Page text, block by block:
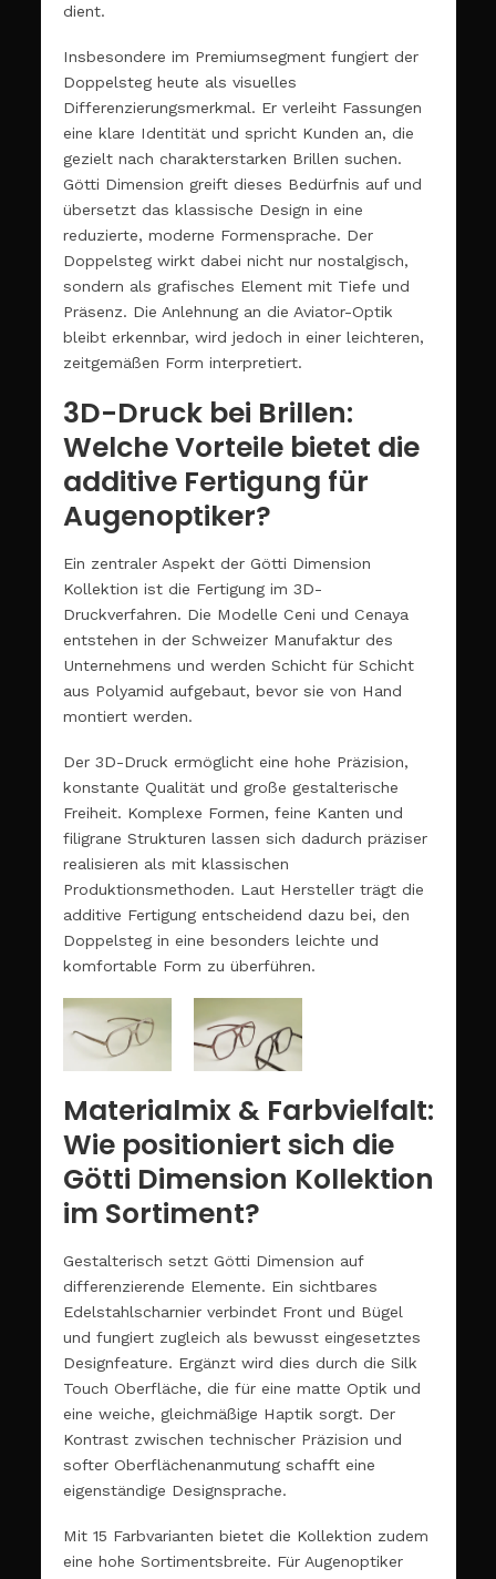
dient.
Insbesondere im Premiumsegment fungiert der
Doppelsteg heute als visuelles
Differenzierungsmerkmal. Er verleiht Fassungen
eine klare Identität und spricht Kunden an, die
gezielt nach charakterstarken Brillen suchen.
Götti Dimension greift dieses Bedürfnis auf und
übersetzt das klassische Design in eine
reduzierte, moderne Formensprache. Der
Doppelsteg wirkt dabei nicht nur nostalgisch,
sondern als grafisches Element mit Tiefe und
Präsenz. Die Anlehnung an die Aviator-Optik
bleibt erkennbar, wird jedoch in einer leichteren,
zeitgemäßen Form interpretiert.
3D-Druck bei Brillen:
Welche Vorteile bietet die
additive Fertigung für
Augenoptiker?
Ein zentraler Aspekt der Götti Dimension
Kollektion ist die Fertigung im 3D-
Druckverfahren. Die Modelle Ceni und Cenaya
entstehen in der Schweizer Manufaktur des
Unternehmens und werden Schicht für Schicht
aus Polyamid aufgebaut, bevor sie von Hand
montiert werden.
Der 3D-Druck ermöglicht eine hohe Präzision,
konstante Qualität und große gestalterische
Freiheit. Komplexe Formen, feine Kanten und
filigrane Strukturen lassen sich dadurch präziser
realisieren als mit klassischen
Produktionsmethoden. Laut Hersteller trägt die
additive Fertigung entscheidend dazu bei, den
Doppelsteg in eine besonders leichte und
komfortable Form zu überführen.
Materialmix & Farbvielfalt:
Wie positioniert sich die
Götti Dimension Kollektion
im Sortiment?
Gestalterisch setzt Götti Dimension auf
differenzierende Elemente. Ein sichtbares
Edelstahlscharnier verbindet Front und Bügel
und fungiert zugleich als bewusst eingesetztes
Designfeature. Ergänzt wird dies durch die Silk
Touch Oberfläche, die für eine matte Optik und
eine weiche, gleichmäßige Haptik sorgt. Der
Kontrast zwischen technischer Präzision und
softer Oberflächenanmutung schafft eine
eigenständige Designsprache.
Mit 15 Farbvarianten bietet die Kollektion zudem
eine hohe Sortimentsbreite. Für Augenoptiker